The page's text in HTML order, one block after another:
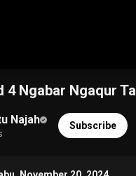
4 Ngabar Ngaqur
Najah Subscribe